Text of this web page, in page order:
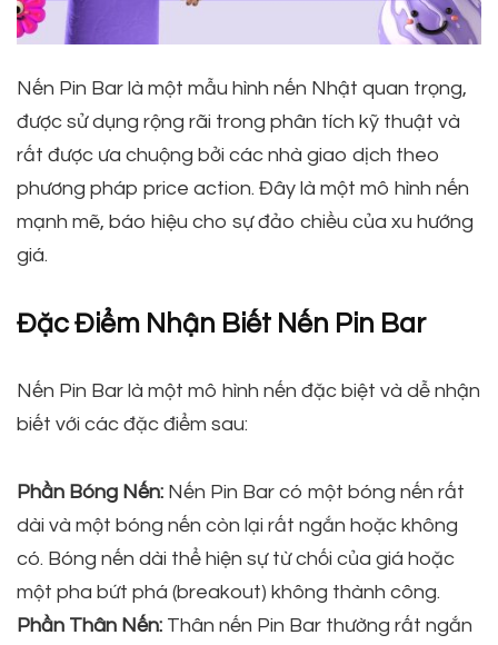
Nến Pin Bar là một mẫu hình nến Nhật quan trọng,
được sử dụng rộng rãi trong phân tích kỹ thuật và
rất được ưa chuộng bởi các nhà giao dịch theo
phương pháp price action. Đây là một mô hình nến
mạnh mẽ, báo hiệu cho sự đảo chiều của xu hướng
giá.
Đặc Điểm Nhận Biết Nến Pin Bar
Nến Pin Bar là một mô hình nến đặc biệt và dễ nhận
biết với các đặc điểm sau:
Phần Bóng Nến: Nến Pin Bar có một bóng nến rất
dài và một bóng nến còn lại rất ngắn hoặc không
có. Bóng nến dài thể hiện sự từ chối của giá hoặc
một pha bứt phá (breakout) không thành công.
Phần Thân Nến: Thân nến Pin Bar thường rất ngắn